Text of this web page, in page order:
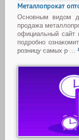
Металлопрокат
Основным видом
продажа
официальный сайт
подробно
розницу самых р...